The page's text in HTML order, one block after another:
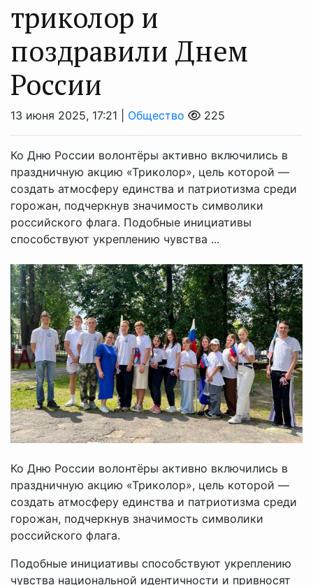
триколор и
поздравили Днем
России
13 июня 2025, 17:21 | Общество 225
Ко Дню России волонтёры активно включились в
праздничную акцию «Триколор», цель которой —
создать атмосферу единства и патриотизма среди
горожан, подчеркнув значимость символики
российского флага. Подобные инициативы
способствуют укреплению чувства ...
Ко Дню России волонтёры активно включились в
праздничную акцию «Триколор», цель которой —
создать атмосферу единства и патриотизма среди
горожан, подчеркнув значимость символики
российского флага.
Подобные инициативы способствуют укреплению
чувства национальной идентичности и привносят